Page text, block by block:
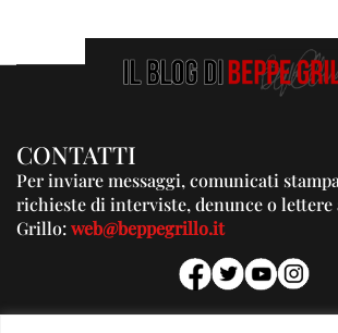
CONTATTI
Per inviare messaggi, comunicati
richieste di interviste, denunce o lettere
Grillo:web@beppegrillo.it